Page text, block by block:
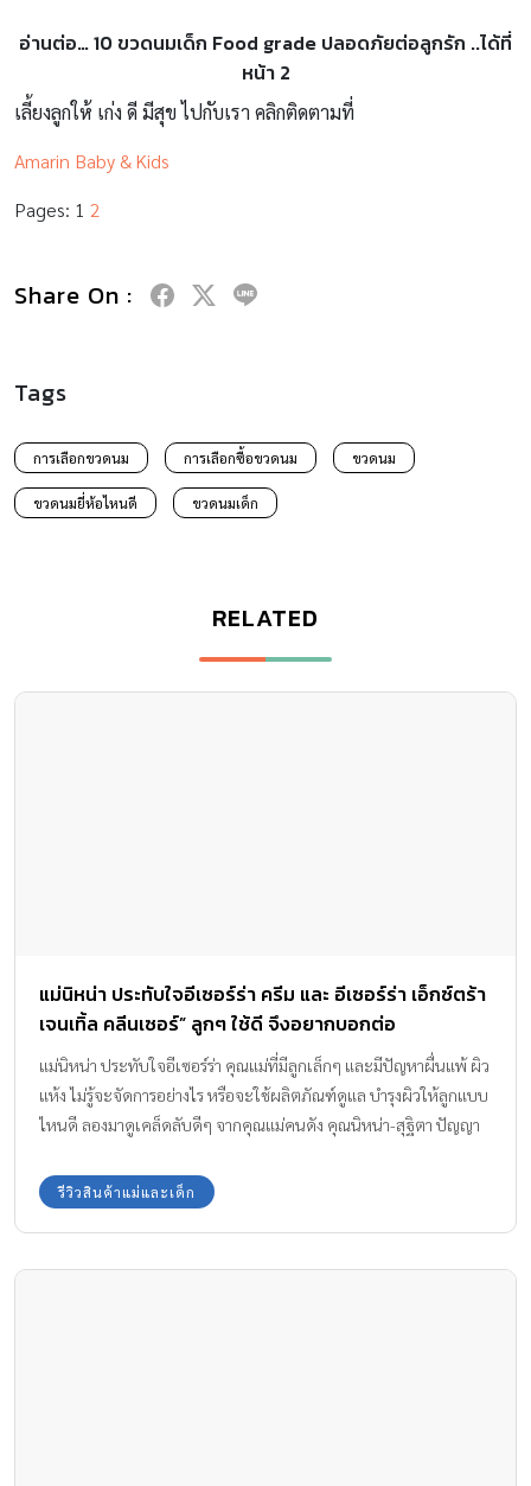
อ่านต่อ… 10 ขวดนมเด็ก Food grade ปลอดภัยต่อลูกรัก ..ได้ที่
หน้า 2
เลี้ยงลูกให้ เก่ง ดี มีสุข ไปกับเรา คลิกติดตามที่
Amarin Baby & Kids
Pages: 1 2
Share On :
Tags
การเลือกขวดนม การเลือกซื้อขวดนม ขวดนม
ขวดนมยี่ห้อไหนดี ขวดนมเด็ก
RELATED
แม่นิหน่า ประทับใจอีเซอร์ร่า ครีม และ อีเซอร์ร่า เอ็กซ์ตร้า
เจนเทิ้ล คลีนเซอร์” ลูกๆ ใช้ดี จึงอยากบอกต่อ
แม่นิหน่า ประทับใจอีเซอร์ร่า คุณแม่ที่มีลูกเล็กๆ และมีปัญหาผื่นแพ้ ผิว
แห้ง ไม่รู้จะจัดการอย่างไร หรือจะใช้ผลิตภัณฑ์ดูแล บำรุงผิวให้ลูกแบบ
ไหนดี ลองมาดูเคล็ดลับดีๆ จากคุณแม่คนดัง คุณนิหน่า-สุฐิตา ปัญญา
เจนเทิ้ล คลีนเซอร์ กับผิวตัวเอง และใช้กับผิวของลูกๆ ซึ่งคุณแม่นิหน่า
ประทับใจอย่างมากค่ะ
รีวิวสินค้าแม่และเด็ก